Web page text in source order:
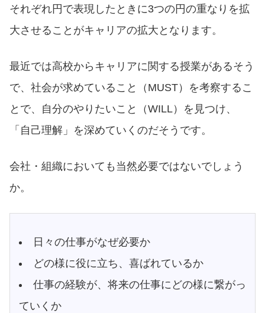
それぞれ円で表現したときに3つの円の重なりを拡
大させることがキャリアの拡大となります。
最近では高校からキャリアに関する授業があるそう
で、社会が求めていること（MUST）を考察するこ
とで、自分のやりたいこと（WILL）を見つけ、
「自己理解」を深めていくのだそうです。
会社・組織においても当然必要ではないでしょう
か。
日々の仕事がなぜ必要か
どの様に役に立ち、喜ばれているか
仕事の経験が、将来の仕事にどの様に繋がっ
ていくか